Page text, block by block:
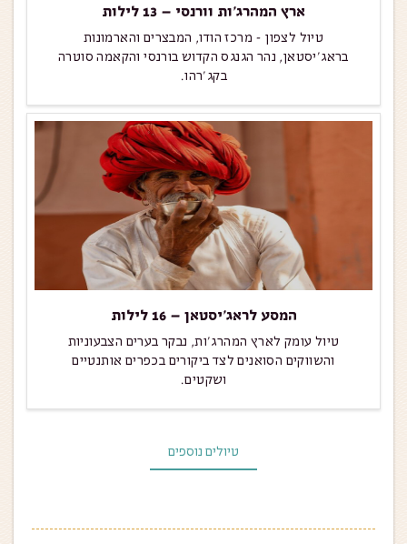
ארץ המהרג’ות וורנסי – 13 לילות
טיול לצפון - מרכז הודו, המבצרים והארמונות
בראג'יסטאן, נהר הגנגס הקדוש בורנסי והקאמה סוטרה
בקג'רהו.
המסע לראג’יסטאן – 16 לילות
טיול עומק לארץ המהרג'ות, נבקר בערים הצבעוניות
והשווקים הסואנים לצד ביקורים בכפרים אותנטיים
ושקטים.
טיולים נוספים